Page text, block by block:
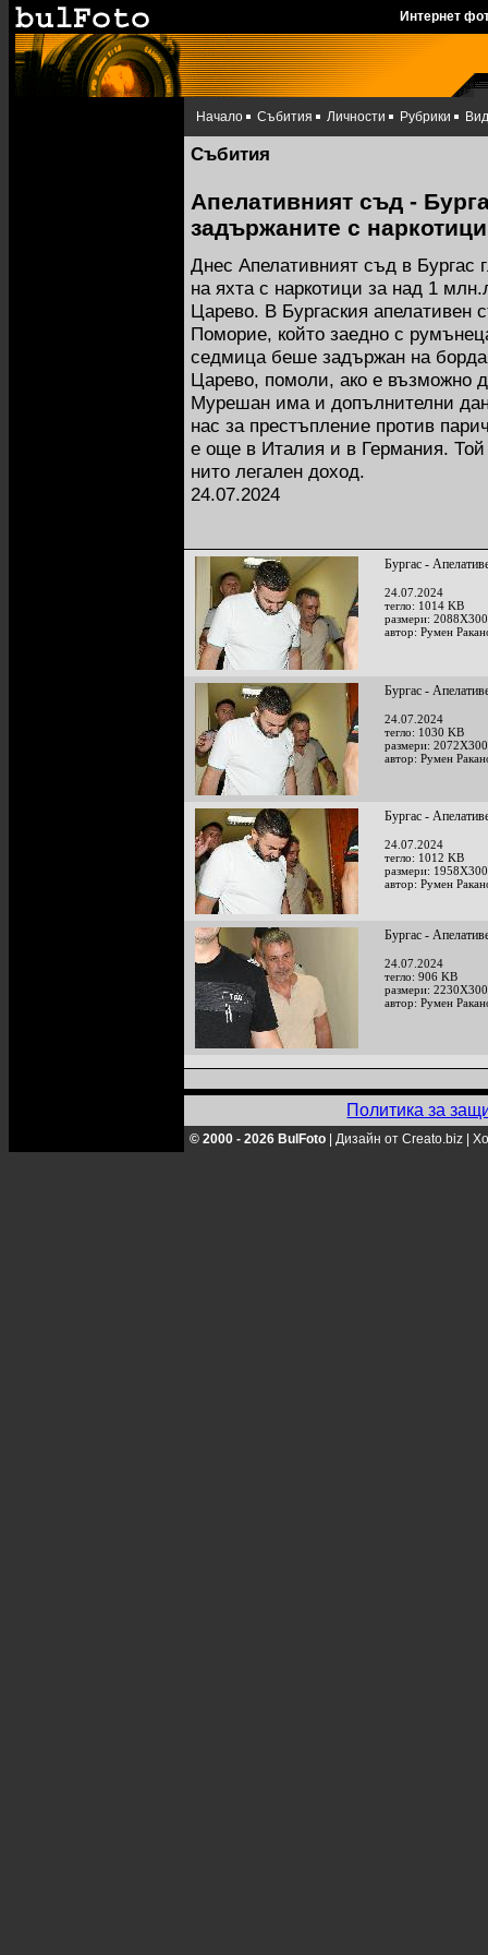
Интернет
Начало Събития Личности Рубрики
Събития
Апелативният съд -
задържаните с
Днес Апелативният съд в Бургас
на яхта с наркотици за над 1
Царево. В Бургаския апелативен
Поморие, който заедно с
седмица беше задържан на
Царево, помоли, ако е възможно
Мурешан има и допълнителни
нас за престъпление против
е още в Италия и в Германия.
нито легален доход.
24.07.2024
Бургас -
24.07.2024
тегло: 1014 KB
размери:
автор: Румен
Бургас -
24.07.2024
тегло: 1030 KB
размери:
автор: Румен
Бургас -
24.07.2024
тегло: 1012 KB
размери:
автор: Румен
Бургас -
24.07.2024
тегло: 906 KB
размери:
автор: Румен
Политика за
© 2000 - 2026 BulFoto Дизайн от Creato.biz